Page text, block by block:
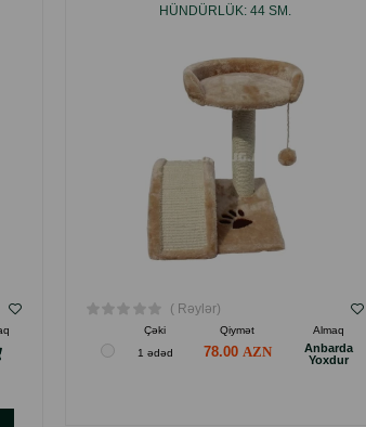
HÜNDÜRLÜK: 44 SM.
( Rəylər)
Çəki Qiymət
Almaq
1 ədəd
78.00
Anbarda
Yoxdur